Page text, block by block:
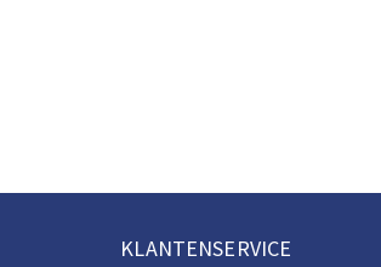
KLANTENSERVICE